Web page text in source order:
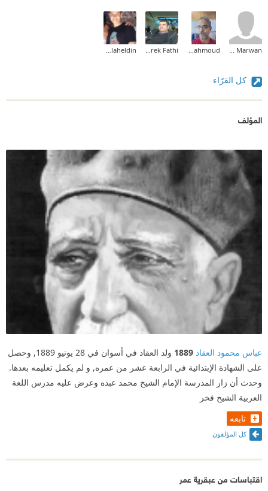
Bahaa Marwan
Mohamed Mahmoud
Tarek Fathi
Alaa Salaheldin
كل القرّاء
المؤلف
عباس محمود العقاد 1889
ولد العقاد في أسوان في 28 يونيو 1889, وحصل
على الشهادة الإبتدائية في الرابعة عشر من عمره, و لم يكمل تعليمه بعدها.
وحدث أن زار المدرسة الإمام الشيخ محمد عبده وعرض عليه مدرس اللغة
العربية الشيخ فخر
تابعه
كل المؤلفون
اقتباسات من عبقرية عمر